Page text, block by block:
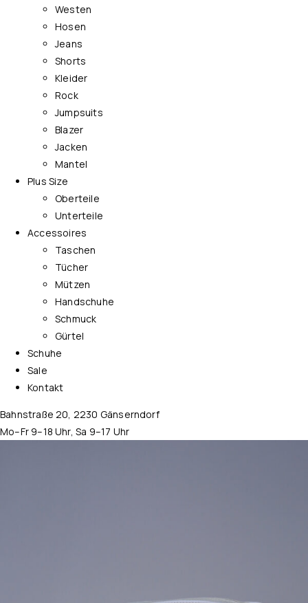
Westen
Hosen
Jeans
Shorts
Kleider
Rock
Jumpsuits
Blazer
Jacken
Mantel
Plus Size
Oberteile
Unterteile
Accessoires
Taschen
Tücher
Mützen
Handschuhe
Schmuck
Gürtel
Schuhe
Sale
Kontakt
Bahnstraße 20, 2230 Gänserndorf
Mo–Fr 9–18 Uhr, Sa 9–17 Uhr